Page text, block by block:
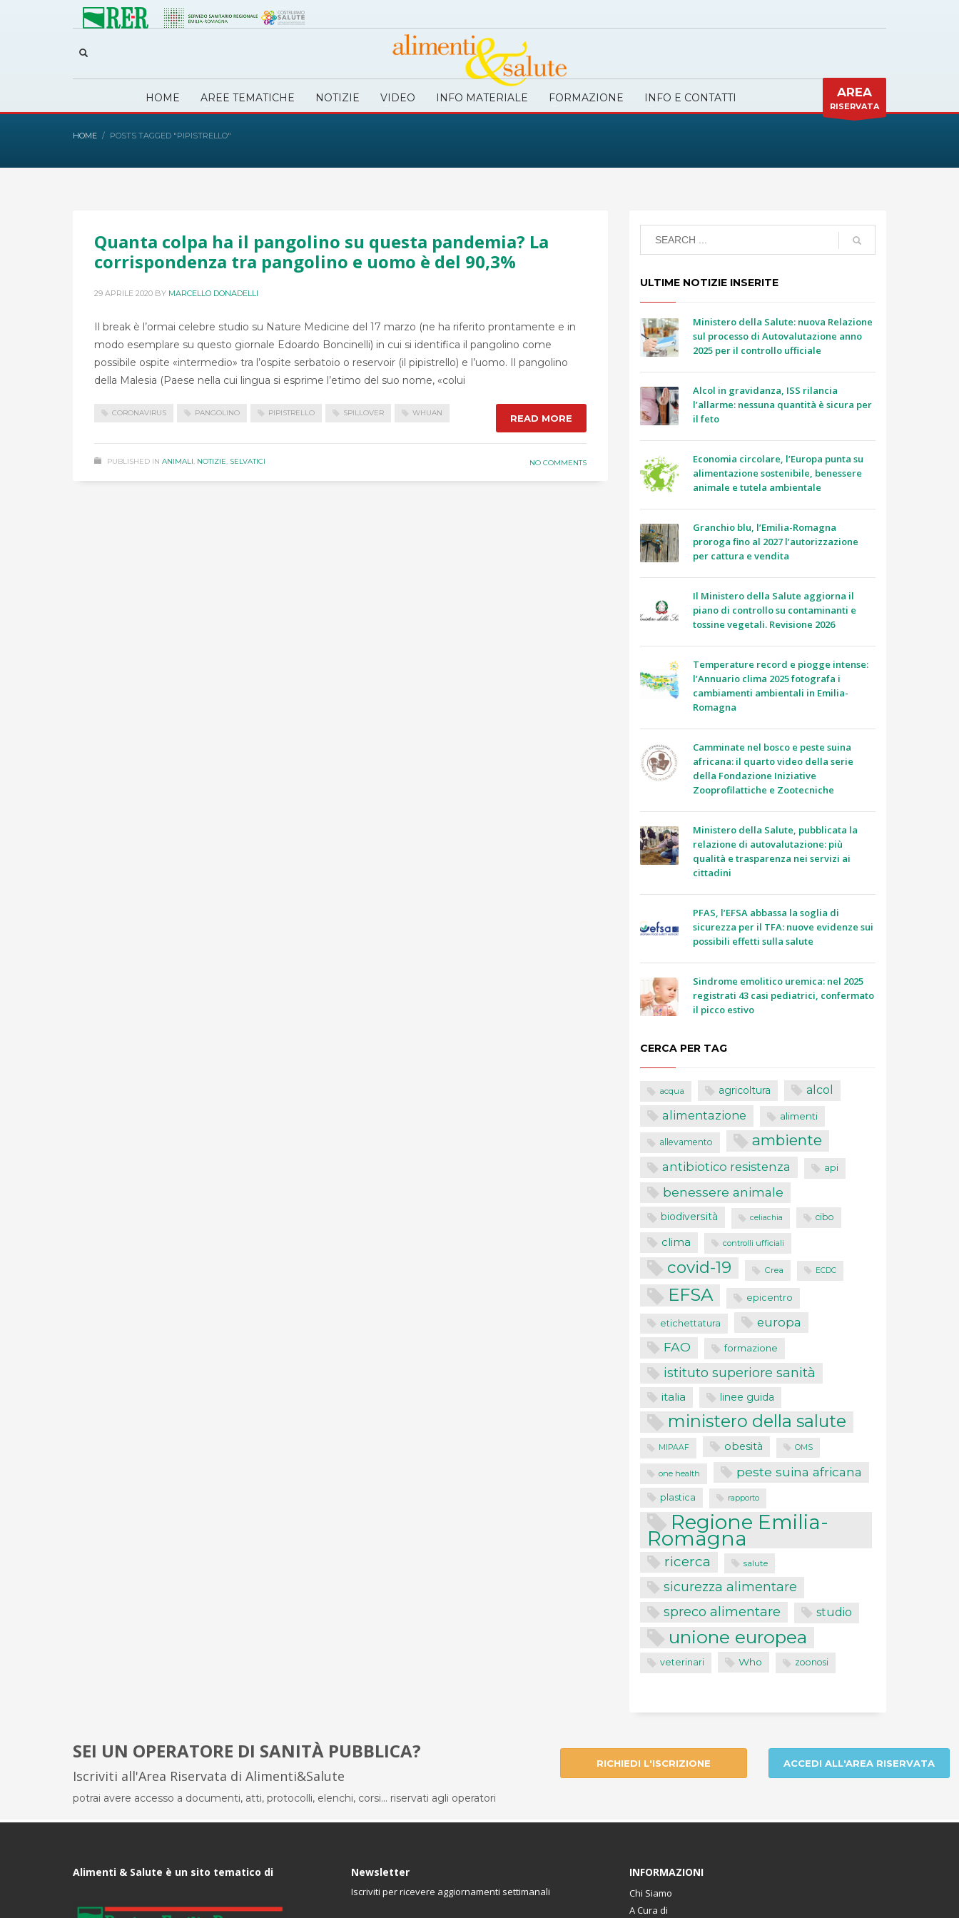
HOME AREE TEMATICHE NOTIZIE VIDEO INFO MATERIALE FORMAZIONE INFO E CONTATTI AREA
RISERVATA
HOME POSTS TAGGED "PIPISTRELLO"
Quanta colpa ha il pangolino su questa pandemia? La
corrispondenza tra pangolino e uomo è del 90,3%
29 APRILE 2020 BY MARCELLO DONADELLI
Il break è l’ormai celebre studio su Nature Medicine del 17 marzo (ne ha riferito prontamente e in
modo esemplare su questo giornale Edoardo Boncinelli) in cui si identifica il pangolino come
possibile ospite «intermedio» tra l’ospite serbatoio o reservoir (il pipistrello) e l’uomo. Il pangolino
della Malesia (Paese nella cui lingua si esprime l’etimo del suo nome, «colui
CORONAVIRUS PANGOLINO PIPISTRELLO SPILLOVER WHUAN READ MORE
PUBLISHED IN ANIMALI, NOTIZIE, SELVATICI NO COMMENTS
ULTIME NOTIZIE INSERITE
Ministero della Salute: nuova Relazione
sul processo di Autovalutazione anno
2025 per il controllo ufficiale
Alcol in gravidanza, ISS rilancia
l’allarme: nessuna quantità è sicura per
il feto
Economia circolare, l’Europa punta su
alimentazione sostenibile, benessere
animale e tutela ambientale
Granchio blu, l’Emilia-Romagna
proroga fino al 2027 l’autorizzazione
per cattura e vendita
Il Ministero della Salute aggiorna il
piano di controllo su contaminanti e
tossine vegetali. Revisione 2026
Temperature record e piogge intense:
l’Annuario clima 2025 fotografa i
cambiamenti ambientali in Emilia-
Romagna
Camminate nel bosco e peste suina
africana: il quarto video della serie
della Fondazione Iniziative
Zooprofilattiche e Zootecniche
Ministero della Salute, pubblicata la
relazione di autovalutazione: più
qualità e trasparenza nei servizi ai
cittadini
PFAS, l’EFSA abbassa la soglia di
sicurezza per il TFA: nuove evidenze sui
possibili effetti sulla salute
Sindrome emolitico uremica: nel 2025
registrati 43 casi pediatrici, confermato
il picco estivo
CERCA PER TAG
acqua agricoltura alcol
alimentazione alimenti
allevamento ambiente
antibiotico resistenza api
benessere animale
biodiversità celiachia cibo
clima controlli ufficiali
covid-19 Crea ECDC
EFSA epicentro
etichettatura europa
FAO formazione
istituto superiore sanità
italia linee guida
ministero della salute
MIPAAF obesità OMS
one health peste suina africana
plastica rapporto
Regione Emilia-
Romagna
ricerca salute
sicurezza alimentare
spreco alimentare studio
unione europea
veterinari Who zoonosi
SEI UN OPERATORE DI SANITÀ PUBBLICA?
Iscriviti all'Area Riservata di Alimenti&Salute
potrai avere accesso a documenti, atti, protocolli, elenchi, corsi... riservati agli operatori
RICHIEDI L'ISCRIZIONE ACCEDI ALL'AREA RISERVATA
Alimenti & Salute è un sito tematico di Newsletter
Iscriviti per ricevere aggiornamenti settimanali
INFORMAZIONI
Chi Siamo
A Cura di